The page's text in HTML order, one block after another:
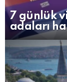
7 günlük
adaları